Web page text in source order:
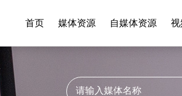
首页 媒体资源 自媒体资源 视